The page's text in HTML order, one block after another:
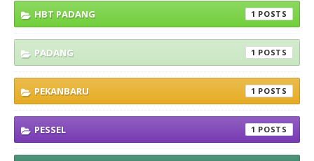
HBT PADANG 1
PADANG 1
PEKANBARU 1
PESSEL 1